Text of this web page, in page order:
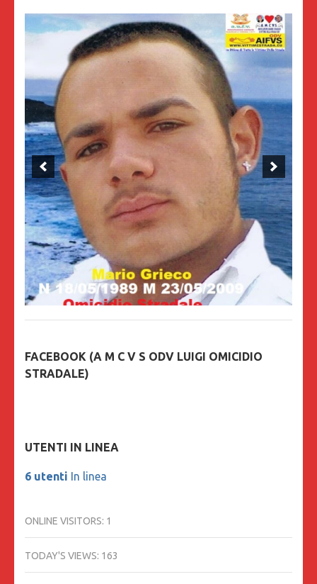
FACEBOOK (A M C V S ODV LUIGI OMICIDIO
STRADALE)
UTENTI IN LINEA
6 utenti In linea
ONLINE VISITORS: 1
TODAY'S VIEWS: 163